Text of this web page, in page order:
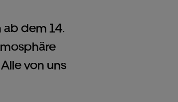
dem 14.
von uns